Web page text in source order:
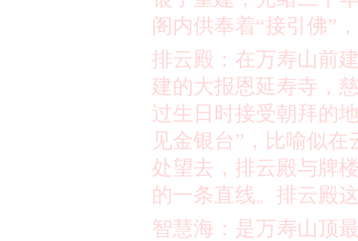
阁内供奉着“接引佛”
排云殿：在万寿山前
建的大报恩延寿寺，
过生日时接受朝拜的
见金银台” ，比喻似
处望去，排云殿与牌
的一条直线。排云殿
智慧海：是万寿山顶